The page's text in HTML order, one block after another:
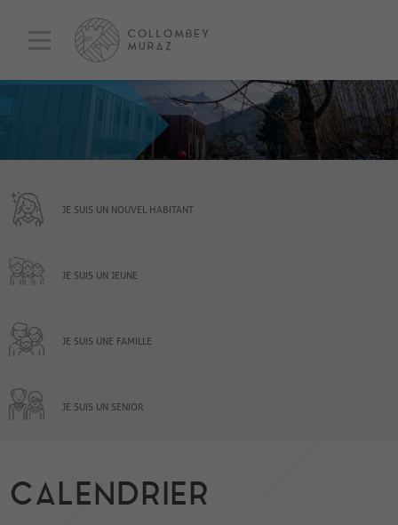
JE SUIS UN NOUVEL HABITANT
JE SUIS UN JEUNE
JE SUIS UNE FAMILLE
JE SUIS UN SENIOR
CALENDRIER